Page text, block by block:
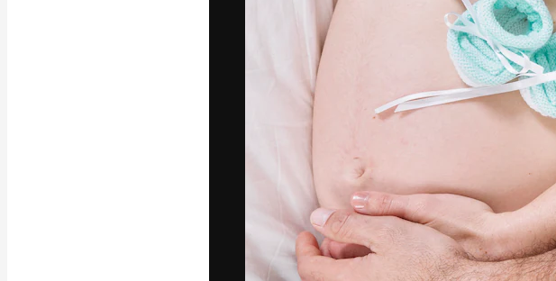
Copyright © 2010-2026Freepik Company S.L.U.